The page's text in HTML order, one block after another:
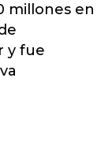
millones en
y fue